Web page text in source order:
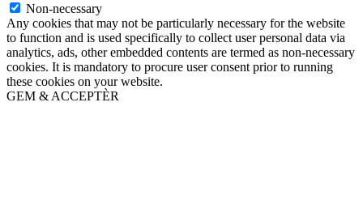
Non-necessary
Any cookies that may not be particularly necessary for the website
to function and is used specifically to collect user personal data via
analytics, ads, other embedded contents are termed as non-necessary
cookies. It is mandatory to procure user consent prior to running
these cookies on your website.
GEM & ACCEPTÈR